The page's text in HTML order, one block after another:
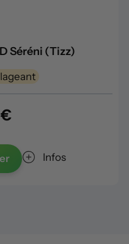
Séréni (Tizz)
€
Infos